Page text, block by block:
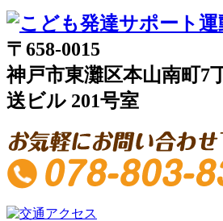
〒658-0015
神戸市東灘区本山南町7
送ビル 201号室